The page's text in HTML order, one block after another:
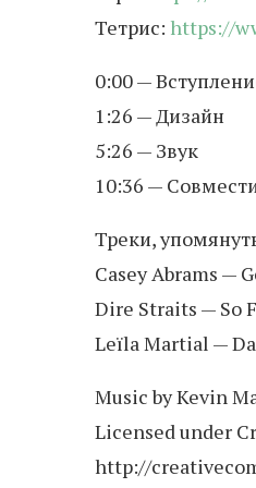
Тетрис: https://
0:00 —
1:26 — Дизайн
5:26 — Звук
10:36 —
Треки,
Casey Abrams —
Dire Straits — So
Leïla Martial —
Music by Kevin
Licensed under
http://